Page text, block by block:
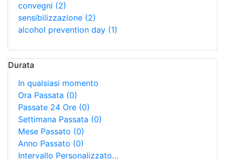
convegni (2)
sensibilizzazione (2)
alcohol prevention day (1)
Durata
In qualsiasi momento
Ora Passata (0)
Passate 24 Ore (0)
Settimana Passata (0)
Mese Passato (0)
Anno Passato (0)
Intervallo Personalizzato…